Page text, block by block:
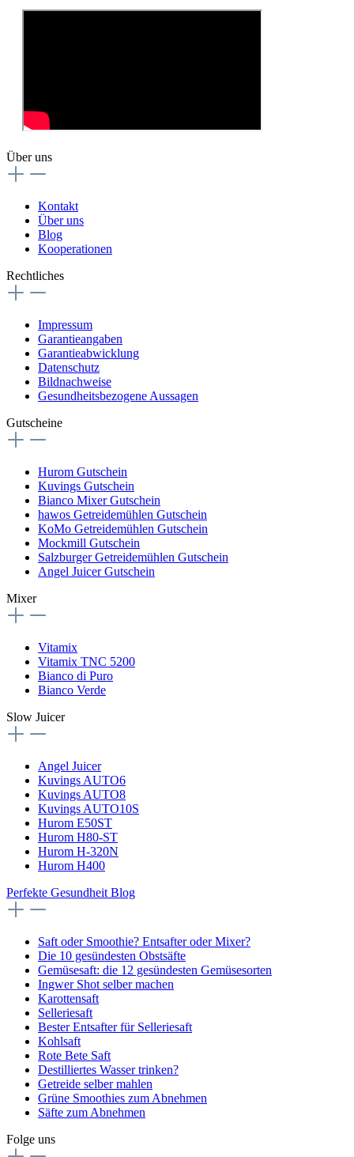
Über uns
Kontakt
Über uns
Blog
Kooperationen
Rechtliches
Impressum
Garantieangaben
Garantieabwicklung
Datenschutz
Bildnachweise
Gesundheitsbezogene Aussagen
Gutscheine
Hurom Gutschein
Kuvings Gutschein
Bianco Mixer Gutschein
hawos Getreidemühlen Gutschein
KoMo Getreidemühlen Gutschein
Mockmill Gutschein
Salzburger Getreidemühlen Gutschein
Angel Juicer Gutschein
Mixer
Vitamix
Vitamix TNC 5200
Bianco di Puro
Bianco Verde
Slow Juicer
Angel Juicer
Kuvings AUTO6
Kuvings AUTO8
Kuvings AUTO10S
Hurom E50ST
Hurom H80-ST
Hurom H-320N
Hurom H400
Perfekte Gesundheit Blog
Saft oder Smoothie? Entsafter oder Mixer?
Die 10 gesündesten Obstsäfte
Gemüsesaft: die 12 gesündesten Gemüsesorten
Ingwer Shot selber machen
Karottensaft
Selleriesaft
Bester Entsafter für Selleriesaft
Kohlsaft
Rote Bete Saft
Destilliertes Wasser trinken?
Getreide selber mahlen
Grüne Smoothies zum Abnehmen
Säfte zum Abnehmen
Folge uns